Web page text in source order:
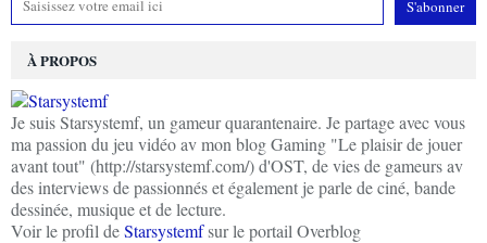
À PROPOS
Je suis Starsystemf, un gameur quarantenaire. Je partage avec vous
ma passion du jeu vidéo av mon blog Gaming "Le plaisir de jouer
avant tout" (http://starsystemf.com/) d'OST, de vies de gameurs av
des interviews de passionnés et également je parle de ciné, bande
dessinée, musique et de lecture.
Voir le profil deStarsystemfsur le portail Overblog